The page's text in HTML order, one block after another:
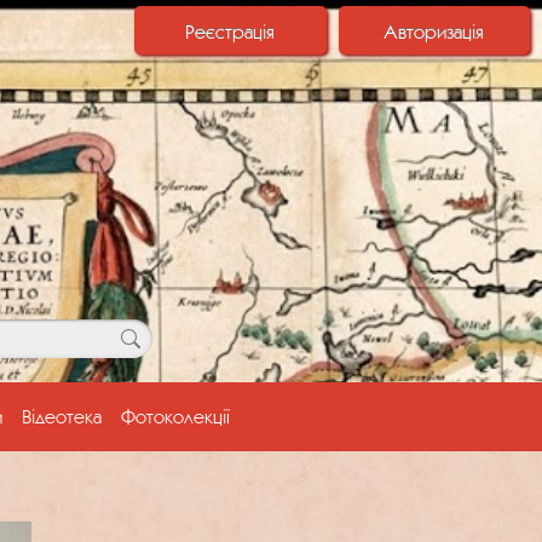
Авторизація
Реєстрація
Відеотека Фотоколекції